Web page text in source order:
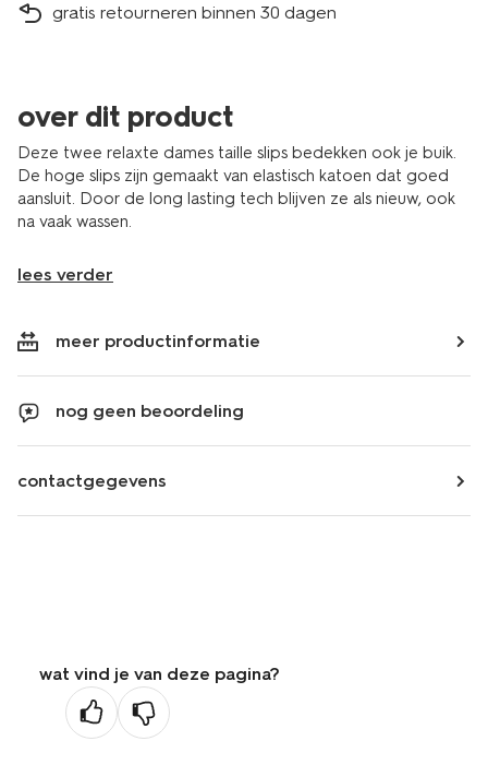
gratis retourneren binnen 30 dagen
over dit product
Deze twee relaxte dames taille slips bedekken ook je buik.
De hoge slips zijn gemaakt van elastisch katoen dat goed
aansluit. Door de long lasting tech blijven ze als nieuw, ook
na vaak wassen.
lees verder
meer productinformatie
nog geen beoordeling
contactgegevens
wat vind je van deze pagina?